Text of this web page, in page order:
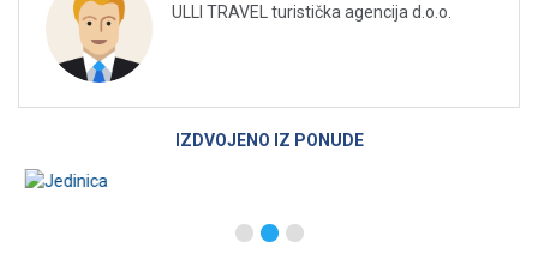
ULLI TRAVEL turistička agencija d.o.o.
IZDVOJENO IZ PONUDE